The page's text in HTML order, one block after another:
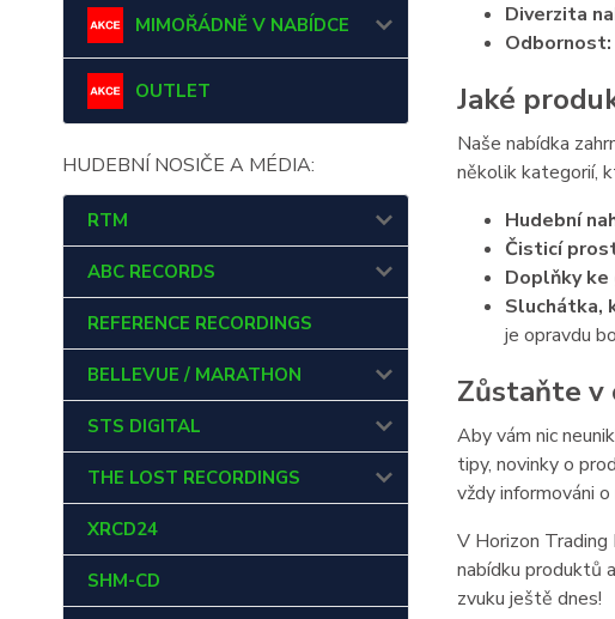
MIMOŘÁDNĚ V NABÍDCE
OUTLET
HUDEBNÍ NOSIČE A MÉDIA:
RTM
ABC RECORDS
REFERENCE RECORDINGS
BELLEVUE / MARATHON
STS DIGITAL
THE LOST RECORDINGS
XRCD24
SHM-CD
Diverzita
Odbornost:
Jaké
Naše nabídka
několik kategorií,
Hudební
Čisticí
Doplňky ke
Sluchátka,
je opravdu
Zůstaňte v
Aby vám nic
tipy, novinky o
vždy informováni
V Horizon
nabídku produktů
zvuku ještě dnes!